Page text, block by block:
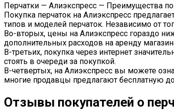
Перчатки — Алиэкспресс — Преимущества
Покупка перчаток на Алиэкспресс
типов и моделей перчаток. Независимо от
Во-вторых, цены на Алиэкспресс гораздо
дополнительных расходов на аренду
В-третьих, покупка через интернет
стоять в очереди за покупкой.
В-четвертых, на Алиэкспресс вы можете
многие продавцы предлагают бесплатную
Отзывы покупателей о